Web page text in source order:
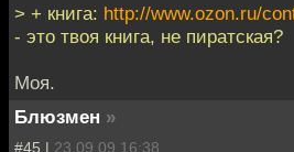
> + книга: http://www.ozon.ru/
- это твоя книга, не пиратская?
Моя.
Блюзмен »
#45 | 23.09.09 16:38